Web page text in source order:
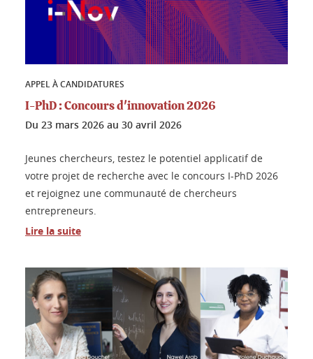
APPEL À CANDIDATURES
I-PhD : Concours d'innovation 2026
Du 23 mars 2026 au 30 avril 2026
Jeunes chercheurs, testez le potentiel applicatif de
votre projet de recherche avec le concours I-PhD 2026
et rejoignez une communauté de chercheurs
entrepreneurs.
Lire la suite